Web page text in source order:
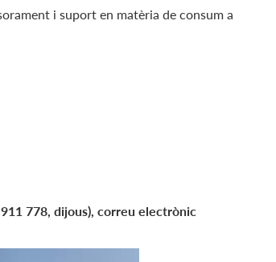
i suport en matèria de consum a
778, dijous), correu electrònic